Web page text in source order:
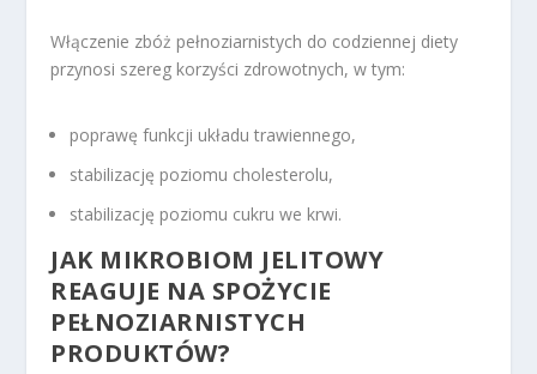
Włączenie zbóż pełnoziarnistych do codziennej diety
przynosi szereg korzyści zdrowotnych, w tym:
poprawę funkcji układu trawiennego,
stabilizację poziomu cholesterolu,
stabilizację poziomu cukru we krwi.
JAK MIKROBIOM JELITOWY
REAGUJE NA SPOŻYCIE
PEŁNOZIARNISTYCH
PRODUKTÓW?